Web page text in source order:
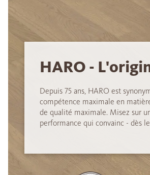
HARO -
Depuis 75 ans, HARO est
compétence maximale en
de qualité maximale. Misez sur
performance qui convainc - dès